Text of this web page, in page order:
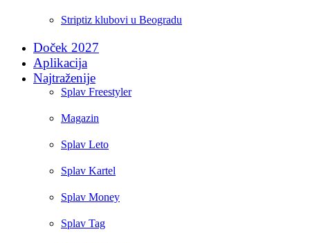
Striptiz klubovi u Beogradu
Doček 2027
Aplikacija
Najtraženije
Splav Freestyler
Magazin
Splav Leto
Splav Kartel
Splav Money
Splav Tag